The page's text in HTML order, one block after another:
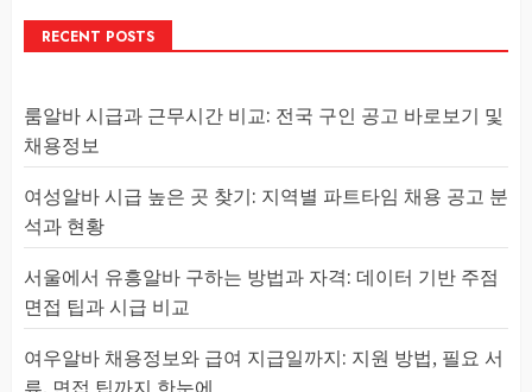
RECENT POSTS
룸알바 시급과 근무시간 비교: 전국 구인 공고 바로보기 및
채용정보
여성알바 시급 높은 곳 찾기: 지역별 파트타임 채용 공고 분
석과 현황
서울에서 유흥알바 구하는 방법과 자격: 데이터 기반 주점
면접 팁과 시급 비교
여우알바 채용정보와 급여 지급일까지: 지원 방법, 필요 서